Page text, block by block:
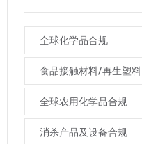
全球化学品合规
食品接触材料/再生塑料
全球农用化学品合规
消杀产品及设备合规